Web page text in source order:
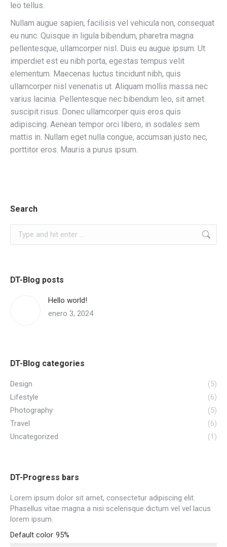
leo tellus.
Nullam augue sapien, facilisis vel vehicula non, consequat
eu nunc. Quisque in ligula bibendum, pharetra magna
pellentesque, ullamcorper nisl. Duis eu augue ipsum. Ut
imperdiet est eu nibh porta, egestas tempus velit
elementum. Maecenas luctus tincidunt nibh, quis
ullamcorper nisl venenatis ut. Aliquam mollis massa nec
varius lacinia. Pellentesque nec bibendum leo, sit amet
suscipit risus. Donec ullamcorper quis eros quis
adipiscing. Aenean tempor orci libero, in sodales sem
mattis in. Nullam eget nulla congue, accumsan justo nec,
porttitor eros. Mauris a purus ipsum.
Search
Search:
DT-Blog posts
Hello world!
enero 3, 2024
DT-Blog categories
Design
(5)
Lifestyle
(6)
Photography
(5)
Travel
(6)
Uncategorized
(1)
DT-Progress bars
Lorem ipsum dolor sit amet, consectetur adipiscing elit.
Phasellus vitae magna a nisi scelerisque dictum vel vel lacus
lorem ipsum.
Default color 95%